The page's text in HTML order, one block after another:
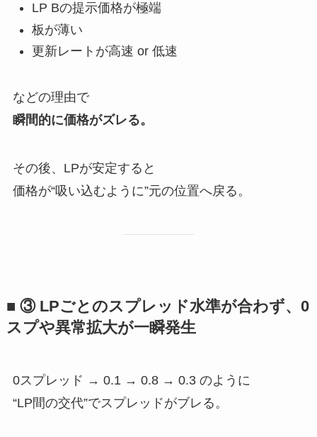
LP Bの提示価格が極端
板が薄い
更新レートが高速 or 低速
などの理由で
瞬間的に価格がズレる。
その後、LPが安定すると
価格が“吸い込むように”元の位置へ戻る。
■ ③ LPごとのスプレッド水準が合わず、0
スプや異常拡大が一瞬発生
0スプレッド → 0.1 → 0.8 → 0.3 のように
“LP間の交代”でスプレッドがブレる。